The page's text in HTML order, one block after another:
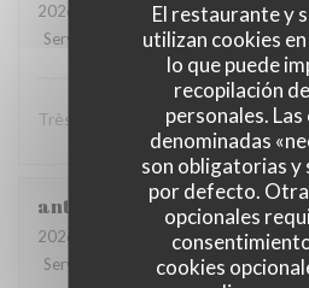
El restaurante y
utilizan cookies
lo que puede
recopilación
personales.
denominadas
son obligatorias y
por defecto.
opcionales
cookies
2026-07-11
- 20:00 - Invitados 3
Servicio
Ambiente : 4/5 Menú:
Très convivial , ont mange très bien
anthony
2026-07-05
- 19:00 - Invitados 4
Servicio
Ambiente: 4 /5 Menú: